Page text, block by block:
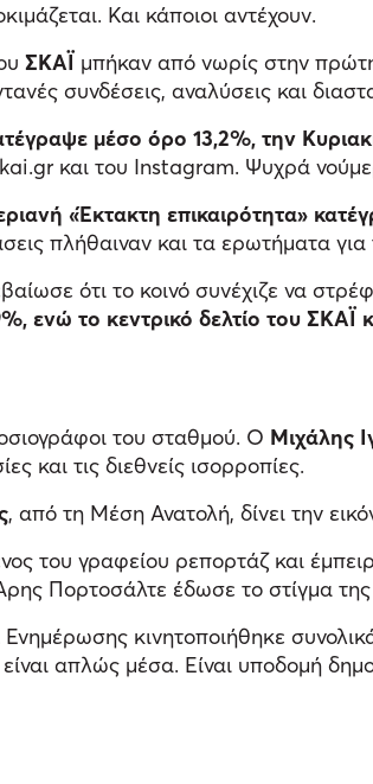
Και κάποιοι αντέχουν.
ΣΚΑΪ μπήκαν από νωρίς στην
συνδέσεις, αναλύσεις και
μέσο όρο 13,2%, την
και του Instagram. Ψυχρά
«Έκτακτη επικαιρότητα»
πλήθαιναν και τα ερωτήματα
ότι το κοινό συνέχιζε να
ενώ το κεντρικό δελτίο του ΣΚΑΪ
του σταθμού. Ο Μιχάλης
και τις διεθνείς ισορροπίες.
, από τη Μέση Ανατολή, δίνει την
του γραφείου ρεπορτάζ και
Πορτοσάλτε έδωσε το στίγμα της
κινητοποιήθηκε
απλώς μέσα. Είναι υποδομή